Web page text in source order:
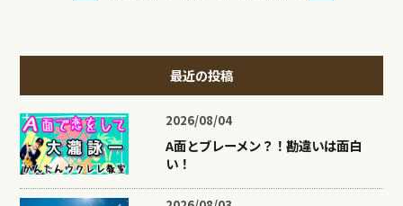
最近の投稿
2026/08/04
A面とブレーメン？！勘違いは面白
い！